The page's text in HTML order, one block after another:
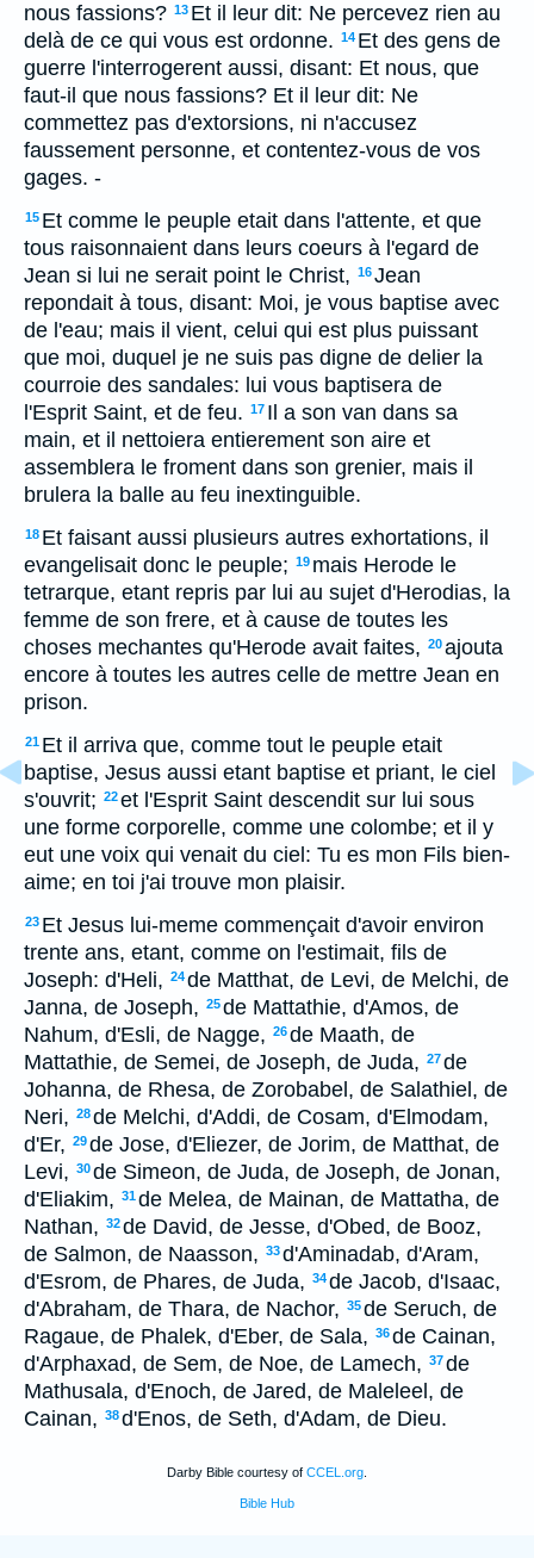
nous fassions? 13 Et il leur dit: Ne percevez rien au
delà de ce qui vous est ordonne. 14 Et des gens de
guerre l'interrogerent aussi, disant: Et nous, que
faut-il que nous fassions? Et il leur dit: Ne
commettez pas d'extorsions, ni n'accusez
faussement personne, et contentez-vous de vos
gages. -
15 Et comme le peuple etait dans l'attente, et que
tous raisonnaient dans leurs coeurs à l'egard de
Jean si lui ne serait point le Christ, 16Jean
repondait à tous, disant: Moi, je vous baptise avec
de l'eau; mais il vient, celui qui est plus puissant
que moi, duquel je ne suis pas digne de delier la
courroie des sandales: lui vous baptisera de
l'Esprit Saint, et de feu. 17 Il a son van dans sa
main, et il nettoiera entierement son aire et
assemblera le froment dans son grenier, mais il
brulera la balle au feu inextinguible.
18 Et faisant aussi plusieurs autres exhortations, il
evangelisait donc le peuple; 19 mais Herode le
tetrarque, etant repris par lui au sujet d'Herodias, la
femme de son frere, et à cause de toutes les
choses mechantes qu'Herode avait faites, 20ajouta
encore à toutes les autres celle de mettre Jean en
prison.
21 Et il arriva que, comme tout le peuple etait
baptise, Jesus aussi etant baptise et priant, le ciel
s'ouvrit; 22et l'Esprit Saint descendit sur lui sous
une forme corporelle, comme une colombe; et il y
eut une voix qui venait du ciel: Tu es mon Fils bien-
aime; en toi j'ai trouve mon plaisir.
23 Et Jesus lui-meme commençait d'avoir environ
trente ans, etant, comme on l'estimait, fils de
Joseph: d'Heli, 24de Matthat, de Levi, de Melchi, de
Janna, de Joseph, 25de Mattathie, d'Amos, de
Nahum, d'Esli, de Nagge, 26de Maath, de
Mattathie, de Semei, de Joseph, de Juda, 27de
Johanna, de Rhesa, de Zorobabel, de Salathiel, de
Neri, 28de Melchi, d'Addi, de Cosam, d'Elmodam,
d'Er, 29de Jose, d'Eliezer, de Jorim, de Matthat, de
Levi, 30de Simeon, de Juda, de Joseph, de Jonan,
d'Eliakim, 31de Melea, de Mainan, de Mattatha, de
Nathan, 32de David, de Jesse, d'Obed, de Booz,
de Salmon, de Naasson, 33d'Aminadab, d'Aram,
d'Esrom, de Phares, de Juda, 34de Jacob, d'Isaac,
d'Abraham, de Thara, de Nachor, 35de Seruch, de
Ragaue, de Phalek, d'Eber, de Sala, 36de Cainan,
d'Arphaxad, de Sem, de Noe, de Lamech, 37de
Mathusala, d'Enoch, de Jared, de Maleleel, de
Cainan, 38d'Enos, de Seth, d'Adam, de Dieu.
Darby Bible courtesy of CCEL.org
Bible Hub